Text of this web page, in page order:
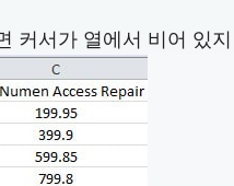
커서가 열에서 비어 있